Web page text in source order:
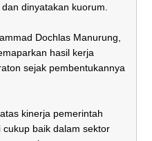
dinyatakan kuorum.
Dochlas Manurung,
hasil kerja
sejak pembentukannya
kinerja pemerintah
baik dalam sektor